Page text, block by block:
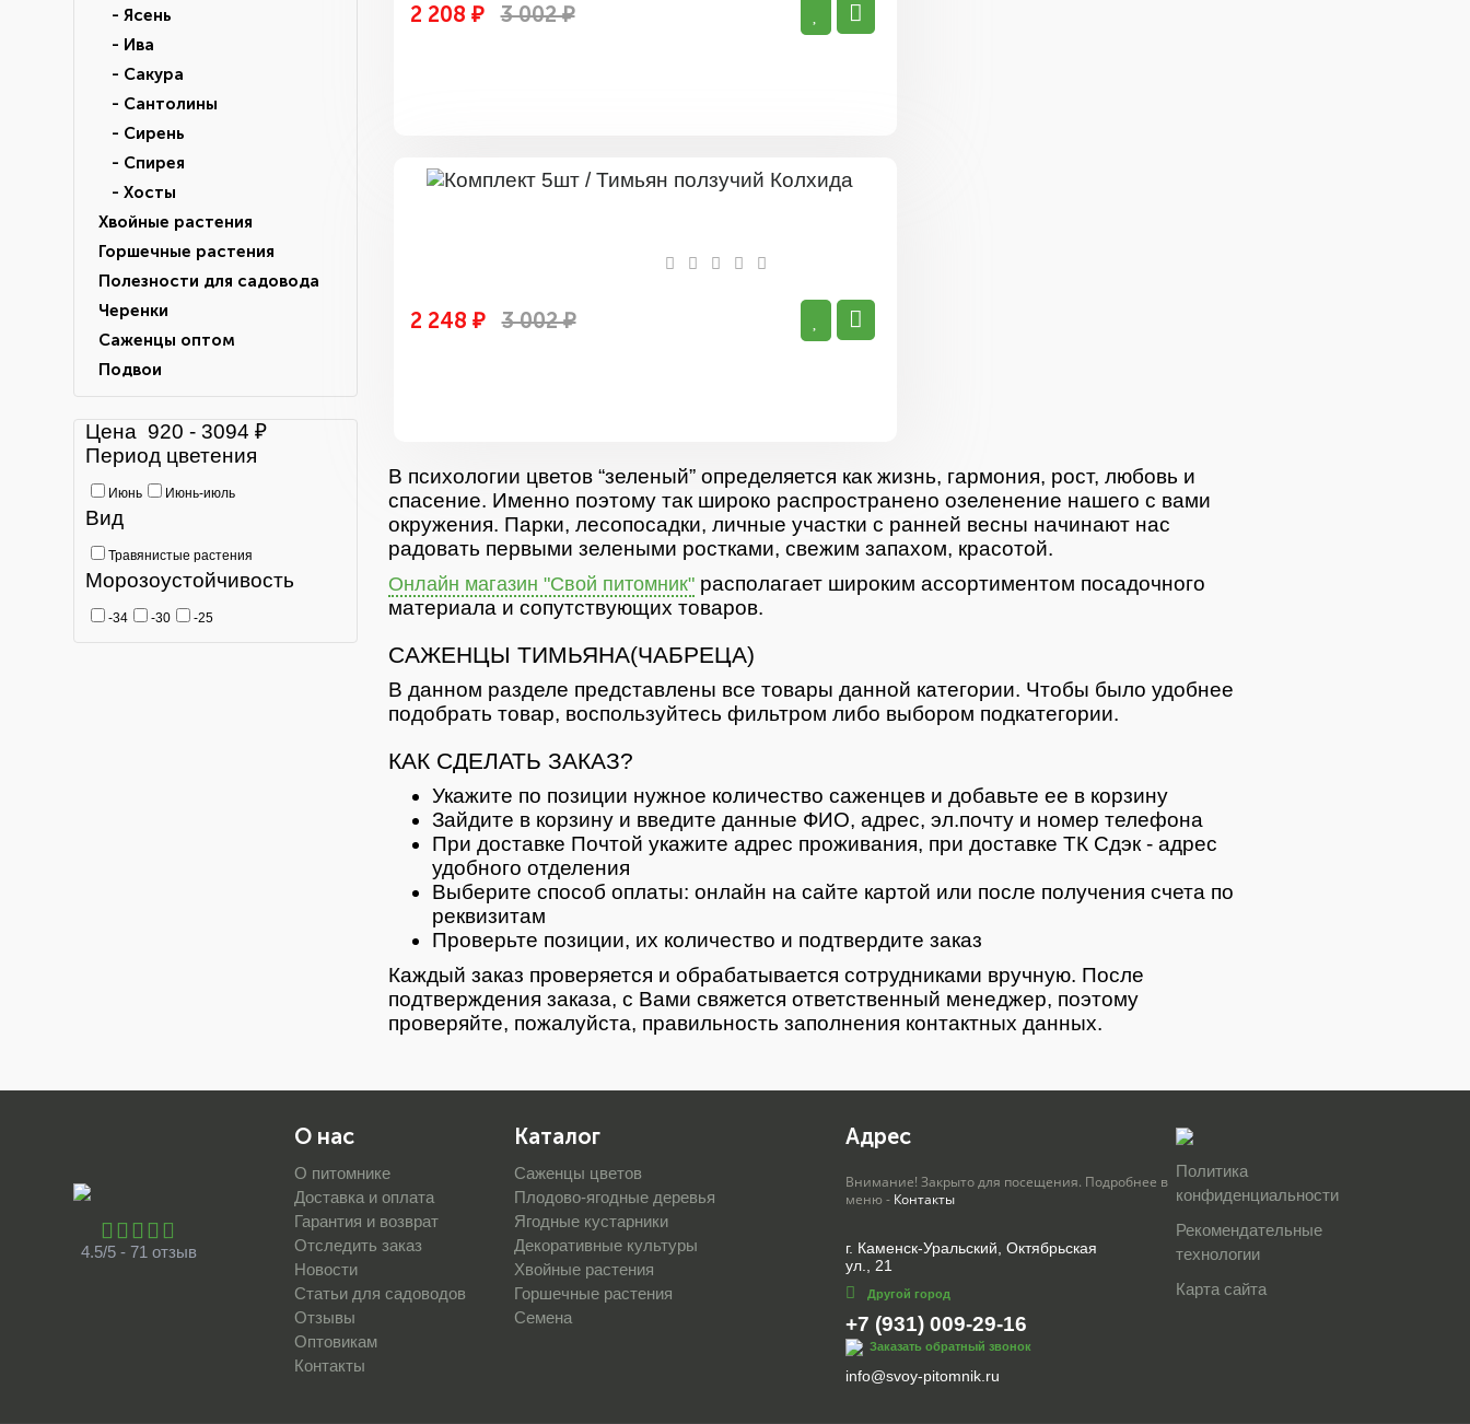
- Ясень
- Ива
- Сакура
- Сантолины
- Сирень
- Спирея
- Хосты
Хвойные растения
Горшечные растения
Полезности для садовода
Черенки
Саженцы оптом
Подвои
Цена 920 - 3094 ₽
Период цветения
Июнь Июнь-июль
Вид
Травянистые растения
Морозоустойчивость
-34 -30 -25
2 208 ₽ 3 002 ₽
2 248 ₽ 3 002 ₽
В психологии цветов “зеленый” определяется как жизнь, гармония, рост, любовь и
спасение. Именно поэтому так широко распространено озеленение нашего с вами
окружения. Парки, лесопосадки, личные участки с ранней весны начинают нас
радовать первыми зелеными ростками, свежим запахом, красотой.
Онлайн магазин "Свой питомник"располагает широким ассортиментом посадочного
материала и сопутствующих товаров.
САЖЕНЦЫ ТИМЬЯНА(ЧАБРЕЦА)
В данном разделе представлены все товары данной категории. Чтобы было удобнее
подобрать товар, воспользуйтесь фильтром либо выбором подкатегории.
КАК СДЕЛАТЬ ЗАКАЗ?
Укажите по позиции нужное количество саженцев и добавьте ее в корзину
Зайдите в корзину и введите данные ФИО, адрес, эл.почту и номер телефона
При доставке Почтой укажите адрес проживания, при доставке ТК Сдэк - адрес
удобного отделения
Выберите способ оплаты: онлайн на сайте картой или после получения счета по
реквизитам
Проверьте позиции, их количество и подтвердите заказ
Каждый заказ проверяется и обрабатывается сотрудниками вручную. После
подтверждения заказа, с Вами свяжется ответственный менеджер, поэтому
проверяйте, пожалуйста, правильность заполнения контактных данных.
4.5/5 - 71 отзыв
О нас
О питомнике
Доставка и оплата
Гарантия и возврат
Отследить заказ
Новости
Статьи для садоводов
Отзывы
Оптовикам
Контакты
Каталог
Саженцы цветов
Плодово-ягодные деревья
Ягодные кустарники
Декоративные культуры
Хвойные растения
Горшечные растения
Семена
Адрес
Внимание! Закрыто для посещения. Подробнее в
меню - Контакты
г. Каменск-Уральский, Октябрьская
ул., 21
Другой город
+7 (931) 009-29-16
Заказать обратный звонок
info@svoy-pitomnik.ru
Политика
конфиденциальности
Рекомендательные
технологии
Карта сайта